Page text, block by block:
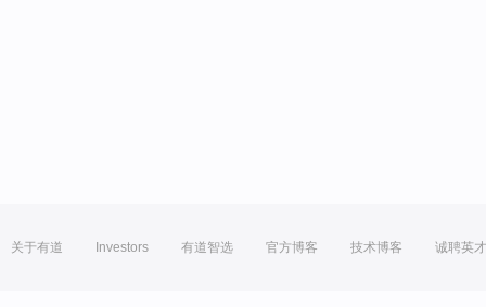
关于有道 Investors 有道智选 官方博客 技术博客 诚聘英才